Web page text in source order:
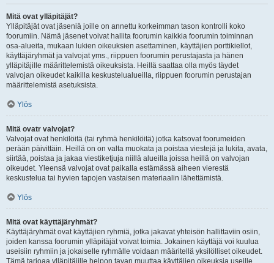
Mitä ovat ylläpitäjät?
Ylläpitäjät ovat jäseniä joille on annettu korkeimman tason kontrolli koko
foorumiin. Nämä jäsenet voivat hallita foorumin kaikkia foorumin toiminnan
osa-alueita, mukaan lukien oikeuksien asettaminen, käyttäjien porttikiellot,
käyttäjäryhmät ja valvojat yms., riippuen foorumin perustajasta ja hänen
ylläpitäjille määrittelemistä oikeuksista. Heillä saattaa olla myös täydet
valvojan oikeudet kaikilla keskustelualueilla, riippuen foorumin perustajan
määrittelemistä asetuksista.
Ylös
Mitä ovatr valvojat?
Valvojat ovat henkilöitä (tai ryhmä henkilöitä) jotka katsovat foorumeiden
perään päivittäin. Heillä on on valta muokata ja poistaa viestejä ja lukita, avata,
siirtää, poistaa ja jakaa viestiketjuja niillä alueilla joissa heillä on valvojan
oikeudet. Yleensä valvojat ovat paikalla estämässä aiheen vierestä
keskustelua tai hyvien tapojen vastaisen materiaalin lähettämistä.
Ylös
Mitä ovat käyttäjäryhmät?
Käyttäjäryhmät ovat käyttäjien ryhmiä, jotka jakavat yhteisön hallittaviin osiin,
joiden kanssa foorumin ylläpitäjät voivat toimia. Jokainen käyttäjä voi kuulua
useisiin ryhmiin ja jokaiselle ryhmälle voidaan määritellä yksilölliset oikeudet.
Tämä tarjoaa ylläpitäjille helpon tavan muuttaa käyttäjien oikeuksia useille